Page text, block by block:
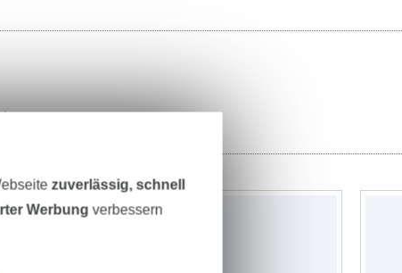
zuverlässig, schnell
Werbung verbessern